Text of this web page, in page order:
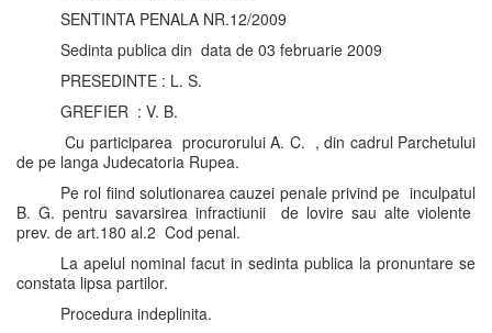
SENTINTA PENALA NR.12/2009
Sedinta publica din data de 03 februarie 2009
PRESEDINTE : L. S.
GREFIER : V. B.
Cu participarea procurorului A. C. , din cadrul Parchetului
de pe langa Judecatoria Rupea.
Pe rol fiind solutionarea cauzei penale privind pe inculpatul
B. G. pentru savarsirea infractiunii de lovire sau alte violente
prev. de art.180 al.2 Cod penal.
La apelul nominal facut in sedinta publica la pronuntare se
constata lipsa partilor.
Procedura indeplinita.